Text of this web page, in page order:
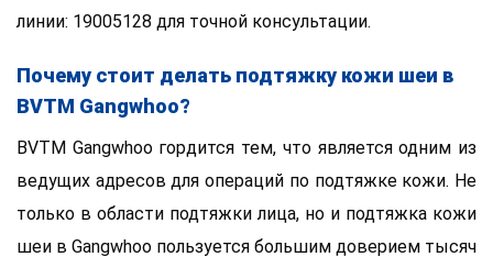
линии: 19005128 для точной консультации.
Почему стоит делать подтяжку кожи шеи в
BVTM Gangwhoo?
BVTM Gangwhoo гордится тем, что является одним из
ведущих адресов для операций по подтяжке кожи. Не
только в области подтяжки лица, но и подтяжка кожи
шеи в Gangwhoo пользуется большим доверием тысяч